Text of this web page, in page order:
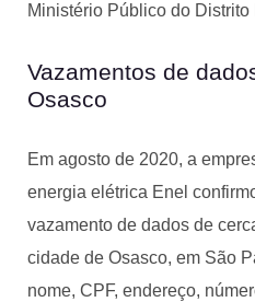
Ministério Público do Distrito
Vazamentos de
Osasco
Em agosto de 2020, a
energia elétrica Enel
vazamento de dados de
cidade de Osasco, em São
nome, CPF, endereço,